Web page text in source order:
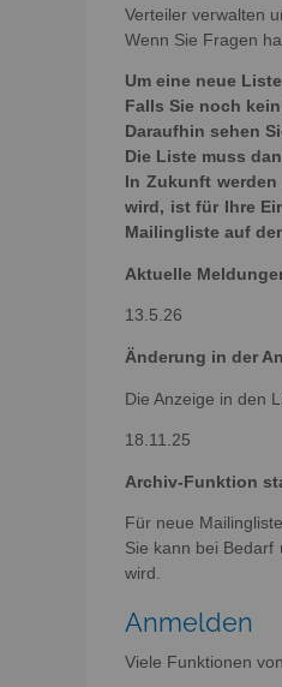
Verteiler verwalten
Wenn Sie Fragen
Um eine neue
Falls Sie noch
Daraufhin sehen
Die Liste muss
In Zukunft
wird, ist für Ihre
Mailingliste auf
Aktuelle
13.5.26
Änderung in der
Die Anzeige in den
18.11.25
Archiv-Funktion
Für neue
Sie kann bei Bedarf
wird.
Anmelden
Viele Funktionen